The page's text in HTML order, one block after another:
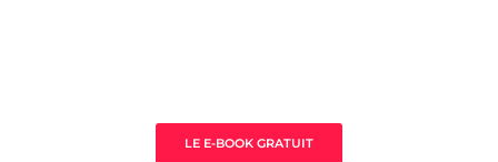
LE E-BOOK GRATUIT